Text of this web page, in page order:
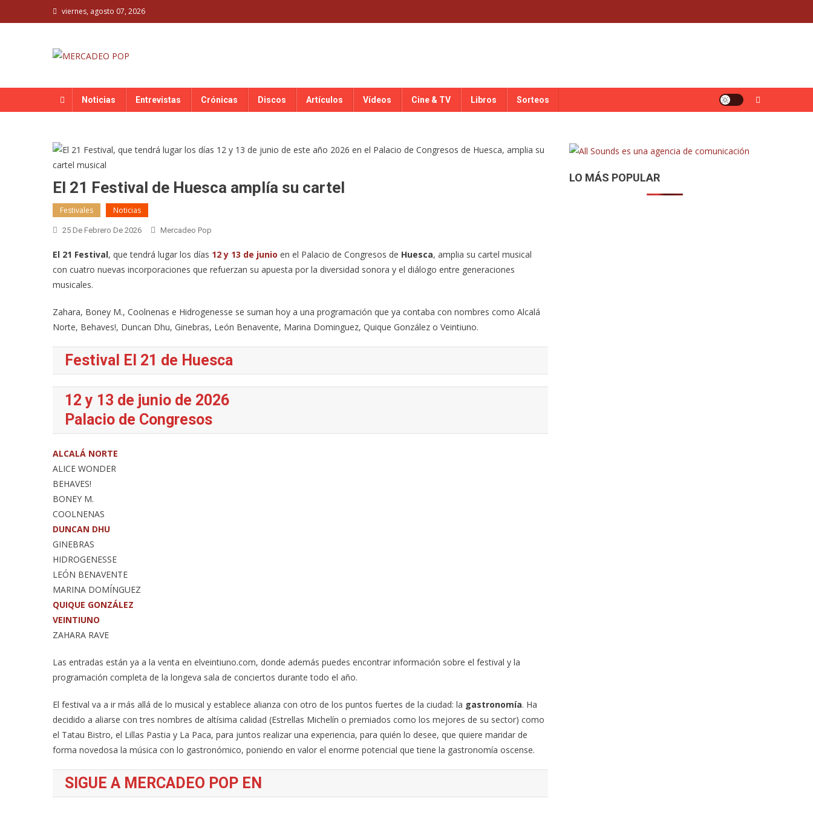
to
viernes, agosto 07, 2026
Noticias Entrevistas Crónicas Discos Artículos Vídeos Cine & TV Libros Sorteos
El 21 Festival de Huesca amplía su cartel
Festivales Noticias
25 De Febrero De 2026 Mercadeo Pop
El 21 Festival, que tendrá lugar los días 12 y 13 de junio en el Palacio de Congresos de Huesca, amplia su cartel musical
con cuatro nuevas incorporaciones que refuerzan su apuesta por la diversidad sonora y el diálogo entre generaciones
musicales.
Zahara, Boney M., Coolnenas e Hidrogenesse se suman hoy a una programación que ya contaba con nombres como Alcalá
Norte, Behaves!, Duncan Dhu, Ginebras, León Benavente, Marina Dominguez, Quique González o Veintiuno.
Festival El 21 de Huesca
12 y 13 de junio de 2026
Palacio de Congresos
ALCALÁ NORTE
ALICE WONDER
BEHAVES!
BONEY M.
COOLNENAS
DUNCAN DHU
GINEBRAS
HIDROGENESSE
LEÓN BENAVENTE
MARINA DOMÍNGUEZ
QUIQUE GONZÁLEZ
VEINTIUNO
ZAHARA RAVE
Las entradas están ya a la venta en elveintiuno.com, donde además puedes encontrar información sobre el festival y la
programación completa de la longeva sala de conciertos durante todo el año.
El festival va a ir más allá de lo musical y establece alianza con otro de los puntos fuertes de la ciudad: la gastronomía. Ha
decidido a aliarse con tres nombres de altísima calidad (Estrellas Michelín o premiados como los mejores de su sector) como
el Tatau Bistro, el Lillas Pastia y La Paca, para juntos realizar una experiencia, para quién lo desee, que quiere maridar de
forma novedosa la música con lo gastronómico, poniendo en valor el enorme potencial que tiene la gastronomía oscense.
SIGUE A MERCADEO POP EN
LO MÁS POPULAR